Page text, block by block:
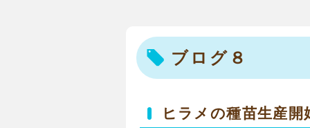
ブログ８
ヒラメの種苗生産開